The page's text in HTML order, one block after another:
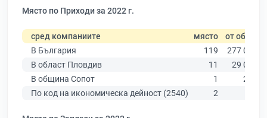
Място по Приходи за 2022 г.
сред компаниите място от общо
В България
119
277 019
В област Пловдив
11
29 067
В община Сопот
1
275
По код на икономическа дейност (2540)
2